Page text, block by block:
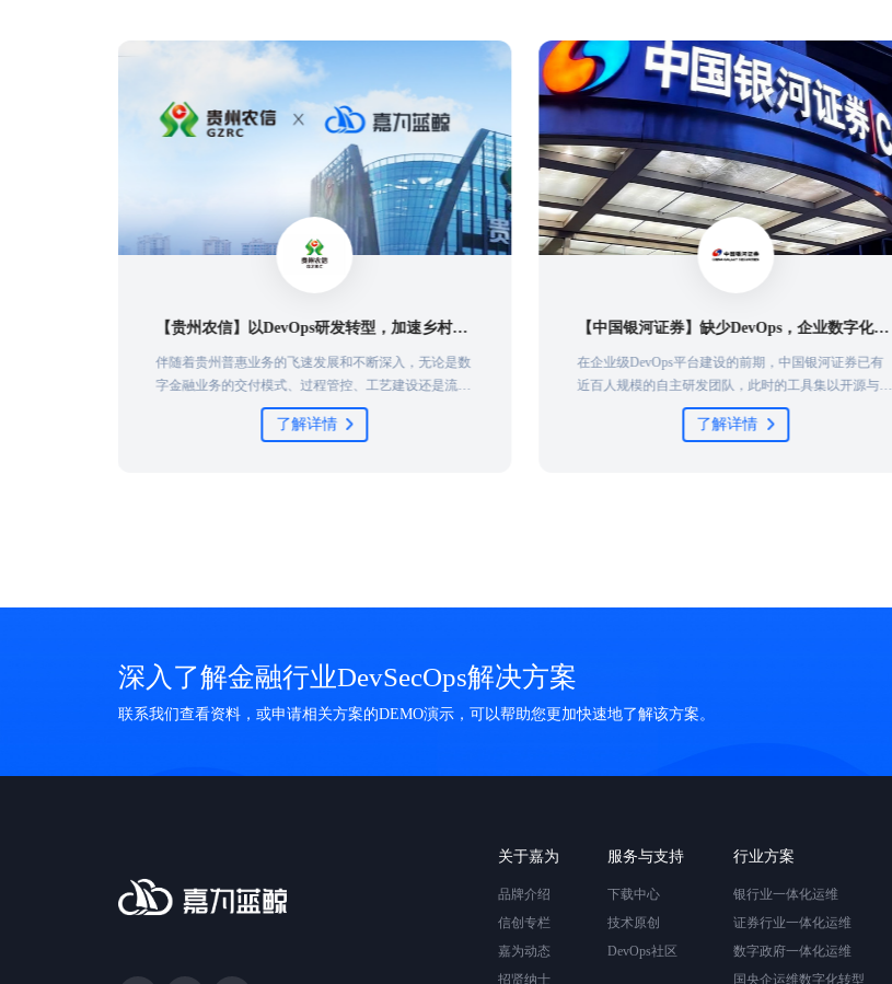
【贵州农信】以DevOps研发转型，加速乡村振兴最后一公里
伴随着贵州普惠业务的飞速发展和不断深入，无论是数
字金融业务的交付模式、过程管控、工艺建设还是流程
管理，都难以满足贵州农信下一阶段的业务发展需求，
因此贵州农信积极寻求解决方案，去改善乃至扭转当前
了解详情
【中国银河证券】缺少DevOps，企业数字化转型就是带着脚镣跳舞
在企业级DevOps平台建设的前期，中国银河证券已有
近百人规模的自主研发团队，此时的工具集以开源与免
费的工具为主。研发人员自发组织建设DevOps的工
具，呈现点状分布、工具功能单一、服务连续性弱的特
了解详情
深入了解金融行业DevSecOps解决方案
联系我们查看资料，或申请相关方案的DEMO演示，可以帮助您更加快速地了解该方案。
关于嘉为
品牌介绍
信创专栏
嘉为动态
招贤纳士
服务与支持
下载中心
技术原创
DevOps社区
行业方案
银行业一体化运维
证券行业一体化运维
数字政府一体化运维
国央企运维数字化转型